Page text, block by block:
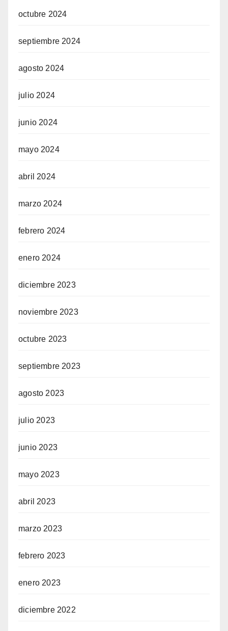
octubre 2024
septiembre 2024
agosto 2024
julio 2024
junio 2024
mayo 2024
abril 2024
marzo 2024
febrero 2024
enero 2024
diciembre 2023
noviembre 2023
octubre 2023
septiembre 2023
agosto 2023
julio 2023
junio 2023
mayo 2023
abril 2023
marzo 2023
febrero 2023
enero 2023
diciembre 2022